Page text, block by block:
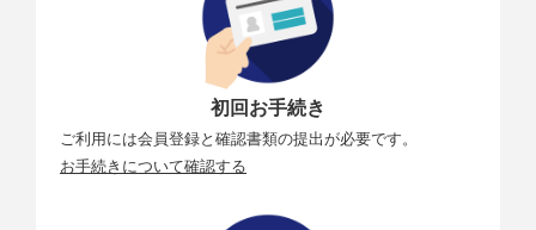
初回お手続き
ご利用には会員登録と確認書類の提出が必要です。
お手続きについて確認する